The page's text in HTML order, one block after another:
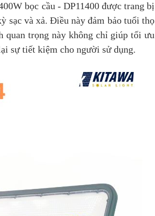
bọc cầu - DP11400 được trang bị
sạc và xả. Điều này đảm bảo tuổi thọ
quan trọng này không chỉ giúp tối ưu
sự tiết kiệm cho người sử dụng.